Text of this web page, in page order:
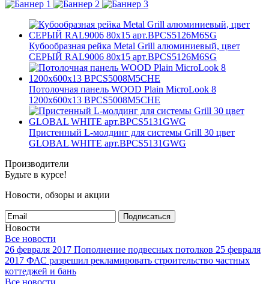
Кубообразная рейка Metal Grill алюминиевый, цвет
СЕРЫЙ RAL9006 80x15 арт.BPCS5126M6SG
Потолочная панель WOOD Plain MicroLook 8
1200x600x13 BPCS5008M5CHE
Пристенный L-молдинг для системы Grill 30 цвет
GLOBAL WHITE арт.BPCS5131GWG
Производители
Будьте в курсе!
Новости, обзоры и акции
Подписаться
Новости
Все новости
26 февраля 2017 Пополнение подвесных потолков 25 февраля
2017 ФАС разрешил рекламировать строительство частных
коттеджей и бань
Все новости